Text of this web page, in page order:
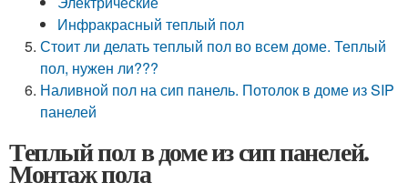
Инфракрасный теплый пол
Стоит ли делать теплый пол во всем доме. Теплый
пол, нужен ли???
Наливной пол на сип панель. Потолок в доме из SIP
панелей
Теплый пол в доме из сип панелей.
Монтаж пола